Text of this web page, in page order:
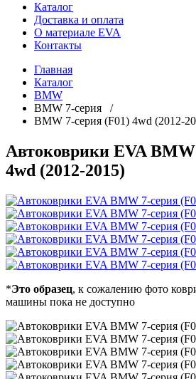
Каталог
Доставка и оплата
О материале EVA
Контакты
Главная
Каталог
BMW
BMW 7-серия /
BMW 7-серия (F01) 4wd (2012-
Автоковрики EVA
4wd (2012-2015)
*Это образец, к сожалению фото
машины пока не доступно